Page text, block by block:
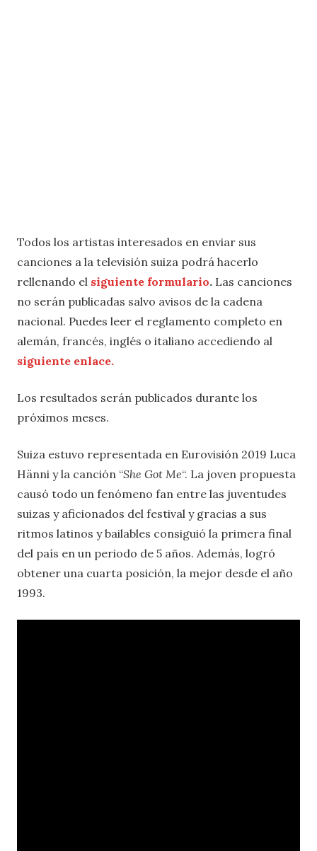
Todos los artistas interesados en enviar sus
canciones a la televisión suiza podrá hacerlo
rellenando el siguiente formulario. Las canciones
no serán publicadas salvo avisos de la cadena
nacional. Puedes leer el reglamento completo en
alemán, francés, inglés o italiano accediendo al
siguiente enlace.
Los resultados serán publicados durante los
próximos meses.
Suiza estuvo representada en Eurovisión 2019 Luca
Hänni y la canción “She Got Me“. La joven propuesta
causó todo un fenómeno fan entre las juventudes
suizas y aficionados del festival y gracias a sus
ritmos latinos y bailables consiguió la primera final
del país en un periodo de 5 años. Además, logró
obtener una cuarta posición, la mejor desde el año
1993.